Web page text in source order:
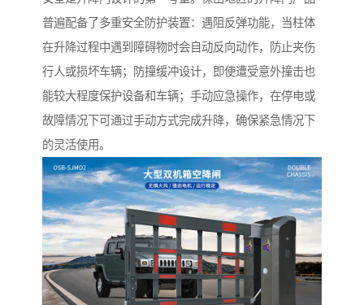
普遍配备了多重安全防护装置：遇阻反弹功能，当柱体
在升降过程中遇到障碍物时会自动反向动作，防止夹伤
行人或损坏车辆；防撞缓冲设计，即使遭受意外撞击也
能较大程度保护设备和车辆；手动应急操作，在停电或
故障情况下可通过手动方式完成升降，确保紧急情况下
的灵活使用。